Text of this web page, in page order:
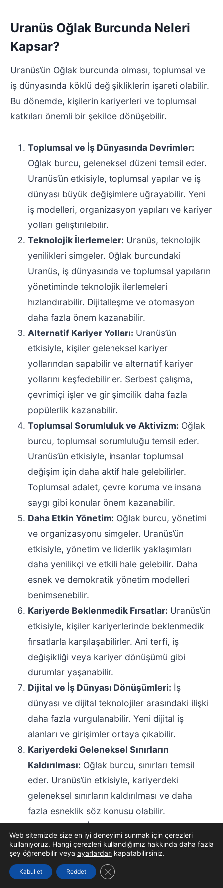
Uranüs Oğlak Burcunda Neleri
Kapsar?
Uranüs’ün Oğlak burcunda olması, toplumsal ve
iş dünyasında köklü değişikliklerin işareti olabilir.
Bu dönemde, kişilerin kariyerleri ve toplumsal
katkıları önemli bir şekilde dönüşebilir.
Toplumsal ve İş Dünyasında Devrimler:
Oğlak burcu, geleneksel düzeni temsil eder.
Uranüs’ün etkisiyle, toplumsal yapılar ve iş
dünyası büyük değişimlere uğrayabilir. Yeni
iş modelleri, organizasyon yapıları ve kariyer
yolları geliştirilebilir.
Teknolojik İlerlemeler: Uranüs, teknolojik
yenilikleri simgeler. Oğlak burcundaki
Uranüs, iş dünyasında ve toplumsal yapıların
yönetiminde teknolojik ilerlemeleri
hızlandırabilir. Dijitalleşme ve otomasyon
daha fazla önem kazanabilir.
Alternatif Kariyer Yolları: Uranüs’ün
etkisiyle, kişiler geleneksel kariyer
yollarından sapabilir ve alternatif kariyer
yollarını keşfedebilirler. Serbest çalışma,
çevrimiçi işler ve girişimcilik daha fazla
popülerlik kazanabilir.
Toplumsal Sorumluluk ve Aktivizm: Oğlak
burcu, toplumsal sorumluluğu temsil eder.
Uranüs’ün etkisiyle, insanlar toplumsal
değişim için daha aktif hale gelebilirler.
Toplumsal adalet, çevre koruma ve insana
saygı gibi konular önem kazanabilir.
Daha Etkin Yönetim: Oğlak burcu, yönetimi
ve organizasyonu simgeler. Uranüs’ün
etkisiyle, yönetim ve liderlik yaklaşımları
daha yenilikçi ve etkili hale gelebilir. Daha
esnek ve demokratik yönetim modelleri
benimsenebilir.
Kariyerde Beklenmedik Fırsatlar: Uranüs’ün
etkisiyle, kişiler kariyerlerinde beklenmedik
fırsatlarla karşılaşabilirler. Ani terfi, iş
değişikliği veya kariyer dönüşümü gibi
durumlar yaşanabilir.
Dijital ve İş Dünyası Dönüşümleri: İş
dünyası ve dijital teknolojiler arasındaki ilişki
daha fazla vurgulanabilir. Yeni dijital iş
alanları ve girişimler ortaya çıkabilir.
Kariyerdeki Geleneksel Sınırların
Kaldırılması: Oğlak burcu, sınırları temsil
eder. Uranüs’ün etkisiyle, kariyerdeki
geleneksel sınırların kaldırılması ve daha
fazla esneklik söz konusu olabilir.
Toplumsal ve İş Ahlakında Değişim:
Toplumsal ve iş ahlakı yeniden şekillenebilir.
Etik iş uygulamaları ve toplumsal sorumluluk
konularında daha fazla hassasiyet olabilir.
Web sitemizde size en iyi deneyimi sunmak için çerezleri
kullanıyoruz. Hangi çerezleri kullandığımız hakkında daha fazla
şey öğrenebilir veya ayarlardan kapatabilirsiniz.
Kabul et Reddet GDPR çerez şeridini kapat